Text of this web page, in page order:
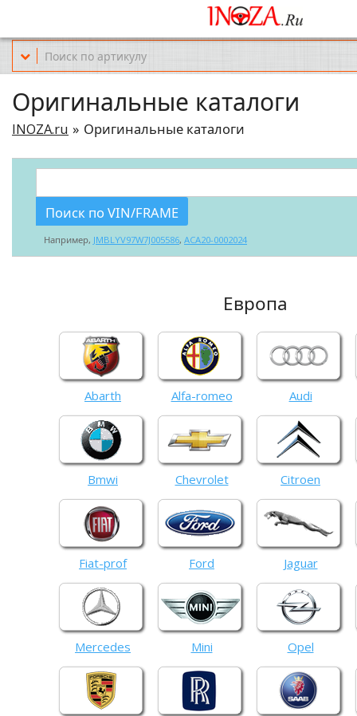
Офис обслуживания г.Краснодар (KRD) Куликова Поля 2 (магазин
Оригинальные каталоги
INOZA.ru Оригинальные каталоги
Поиск по VIN/FRAME
Например, JMBLYV97W7J005586, ACA20-0002024
Европа
Abarth Alfa-romeo Audi
Bmwi Chevrolet Citroen
Fiat-prof Ford Jaguar
Mercedes Mini Opel